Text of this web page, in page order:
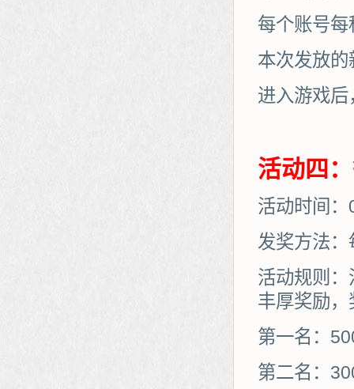
每个账号
本次发放
进入游戏后
活动四
活动时间
发奖方法：
活动规则
丰厚奖励
第一名：
第二名：